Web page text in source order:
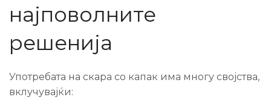
најповолните
решенија
Употребата на скара со капак има многу својства,
вклучувајќи: